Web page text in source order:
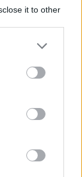
it to other
more Google
may click to
tags to
below Google
2022-es